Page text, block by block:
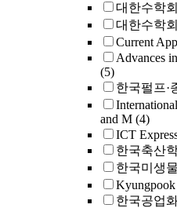
대한수학회
대한수학
Current
Advances
(5)
한국펄프·
and M (4)
ICT
한국축산
한국미생
Kyungpook
한국공업